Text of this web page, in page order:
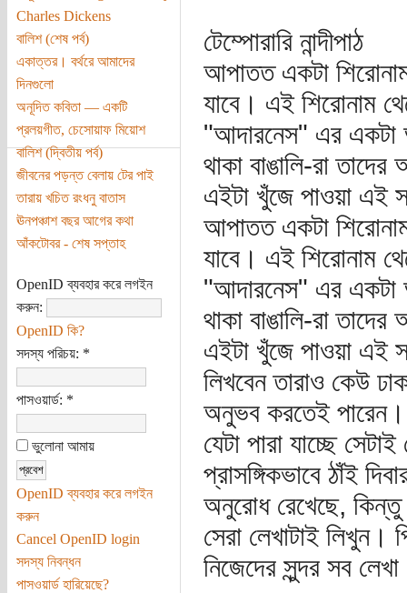
Charles Dickens
বালিশ (শেষ পর্ব)
একাত্তর। বর্থরে আমাদের
দিনগুলো
অনূদিত কবিতা — একটি
প্রলয়গীত, চেসোয়াফ মিয়োশ
বালিশ (দ্বিতীয় পর্ব)
জীবনের পড়ন্ত বেলায় টের পাই
তারায় খচিত রংধনু বাতাস
ঊনপঞ্চাশ বছর আগের কথা
আঁকটোবর - শেষ সপ্তাহ
OpenID ব্যবহার করে লগইন
করুন:
OpenID কি?
সদস্য পরিচয়: *
পাসওয়ার্ড: *
ভুলোনা আমায়
OpenID ব্যবহার করে লগইন
করুন
Cancel OpenID login
সদস্য নিবন্ধন
পাসওয়ার্ড হারিয়েছে?
টেম্পোরারি নান্দীপাঠ
আপাতত একটা
যাবে। এই শিরোনাম
"আদারনেস" এর একটা
থাকা বাঙালি-রা
এইটা খুঁজে পাওয়া এই
আপাতত একটা
যাবে। এই শিরোনাম
"আদারনেস" এর একটা
থাকা বাঙালি-রা
এইটা খুঁজে পাওয়া এই
লিখবেন তারাও কেউ
অনুভব করতেই পারেন।
যেটা পারা যাচ্ছে
প্রাসঙ্গিকভাবে ঠাঁই
অনুরোধ রেখেছে, কিন্তু
সেরা লেখাটাই লিখুন।
নিজেদের সুন্দর সব